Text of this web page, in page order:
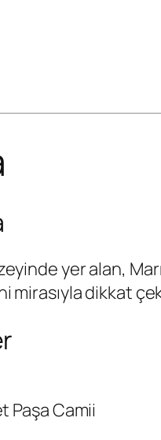
yer alan,
mirasıyla dikkat
Paşa Camii